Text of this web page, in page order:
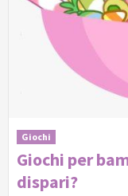
Giochi
Giochi per
dispari?